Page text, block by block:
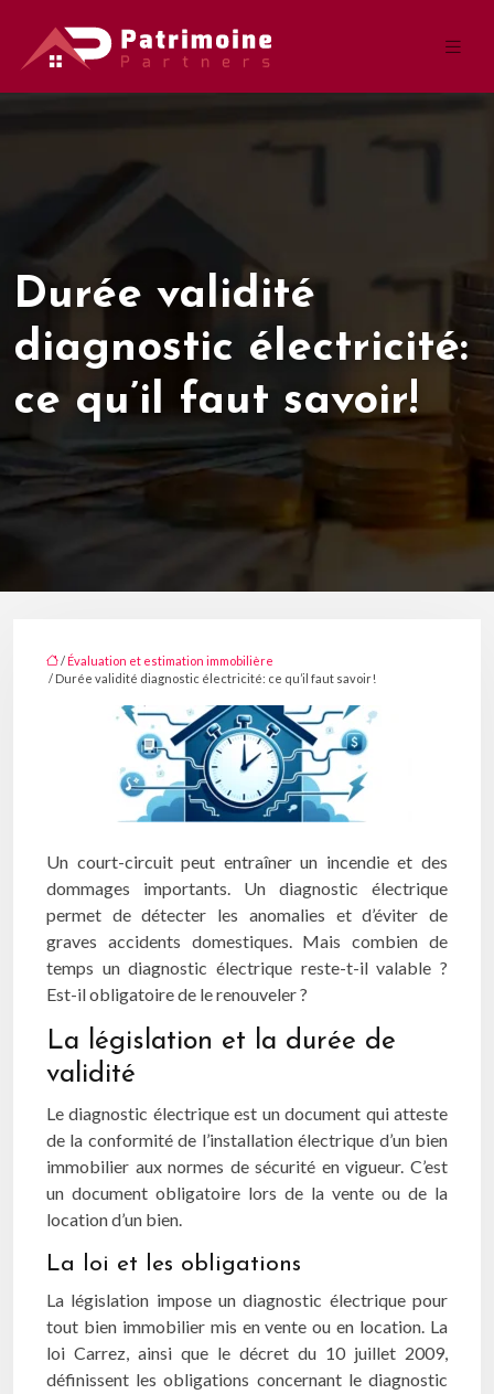
Durée validité
diagnostic électricité:
ce qu’il faut savoir!
/ Évaluation et estimation immobilière
/ Durée validité diagnostic électricité: ce qu’il faut savoir!
Un court-circuit peut entraîner un incendie et des
dommages importants. Un diagnostic électrique
permet de détecter les anomalies et d’éviter de
graves accidents domestiques. Mais combien de
temps un diagnostic électrique reste-t-il valable ?
Est-il obligatoire de le renouveler ?
La législation et la durée de
validité
Le diagnostic électrique est un document qui atteste
de la conformité de l’installation électrique d’un bien
immobilier aux normes de sécurité en vigueur. C’est
un document obligatoire lors de la vente ou de la
location d’un bien.
La loi et les obligations
La législation impose un diagnostic électrique pour
tout bien immobilier mis en vente ou en location. La
loi Carrez, ainsi que le décret du 10 juillet 2009,
définissent les obligations concernant le diagnostic